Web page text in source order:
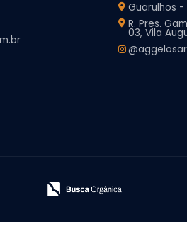
Guarulhos -
R. Pres.
03, Vila